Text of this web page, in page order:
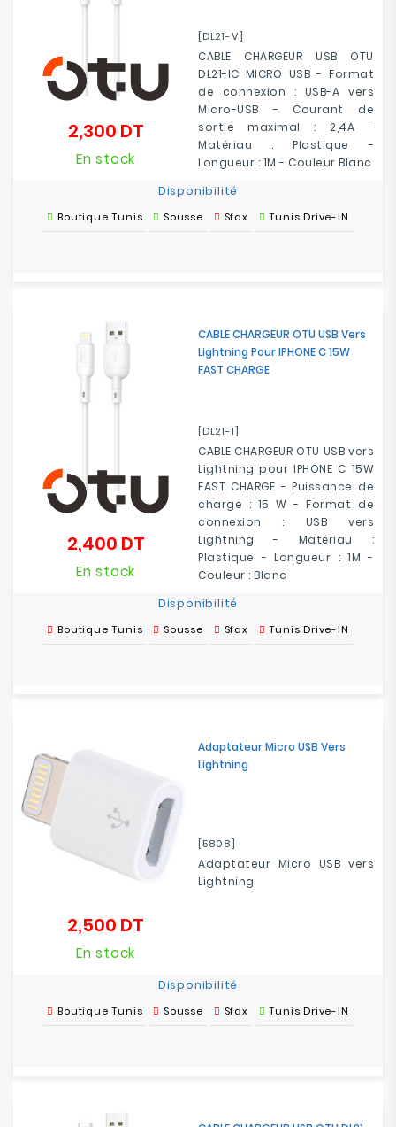
[DL21-V]
CABLE CHARGEUR USB OTU
DL21-IC MICRO USB - Format
de connexion : USB-A vers
Micro-USB - Courant de
sortie maximal : 2,4A -
Matériau : Plastique -
Longueur : 1M - Couleur Blanc
2,300 DTPrix
En stock
Disponibilité
Boutique Tunis Sousse Sfax Tunis Drive-IN
CABLE CHARGEUR OTU USB Vers
Lightning Pour IPHONE C 15W
FAST CHARGE
[DL21-I]
CABLE CHARGEUR OTU USB vers
Lightning pour IPHONE C 15W
FAST CHARGE - Puissance de
charge : 15 W - Format de
connexion : USB vers
Lightning - Matériau :
Plastique - Longueur : 1M -
Couleur : Blanc
2,400 DTPrix
En stock
Disponibilité
Boutique Tunis Sousse Sfax Tunis Drive-IN
Adaptateur Micro USB Vers
Lightning
[5808]
Adaptateur Micro USB vers
Lightning
2,500 DT
En stock
Disponibilité
Boutique Tunis Sousse Sfax Tunis Drive-IN